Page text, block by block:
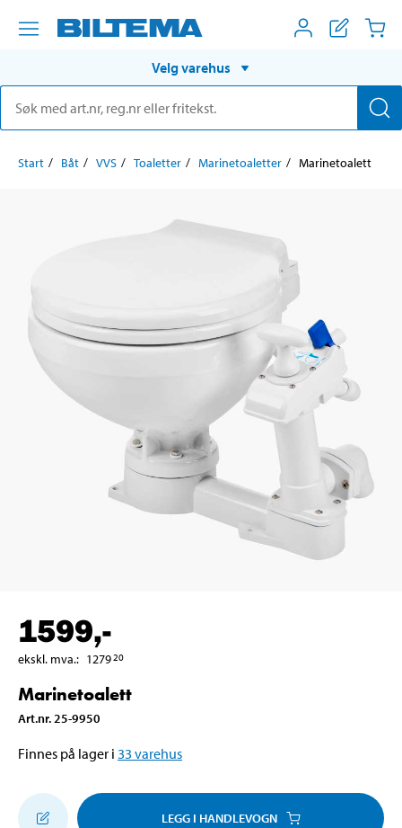
Velg varehus
Start Båt VVS Toaletter Marinetoaletter Marinetoalett
1599,-
ekskl. mva.: 127920
Marinetoalett
Art.nr. 25-9950
Finnes på lager i 33 varehus
LEGG I HANDLEVOGN